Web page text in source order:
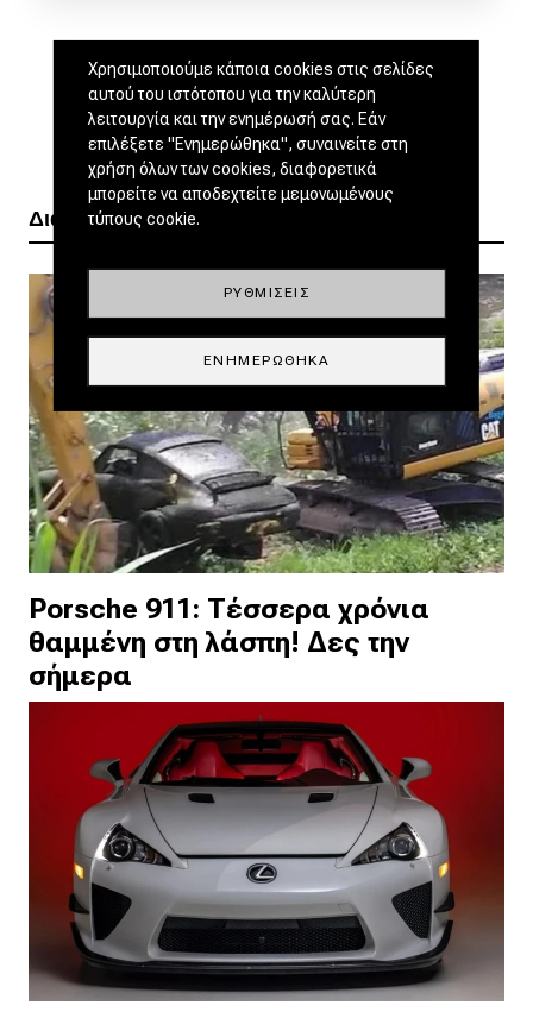
Διαβάστε ακόμα
Porsche 911: Τέσσερα χρόνια
θαμμένη στη λάσπη! Δες την
σήμερα
Χρησιμοποιούμε κάποια cookies στις σελίδες
αυτού του ιστότοπου για την καλύτερη
λειτουργία και την ενημέρωσή σας. Εάν
επιλέξετε "Ενημερώθηκα", συναινείτε στη
χρήση όλων των cookies, διαφορετικά
μπορείτε να αποδεχτείτε μεμονωμένους
τύπους cookie.
ΡΥΘΜΊΣΕΙΣ
ΕΝΗΜΕΡΏΘΗΚΑ